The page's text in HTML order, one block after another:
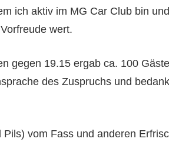
ich aktiv im MG Car Club bin
wert.
gegen 19.15 ergab ca. 100
des Zuspruchs und
vom Fass und anderen